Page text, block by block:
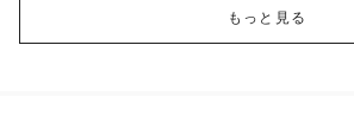
もっと見る